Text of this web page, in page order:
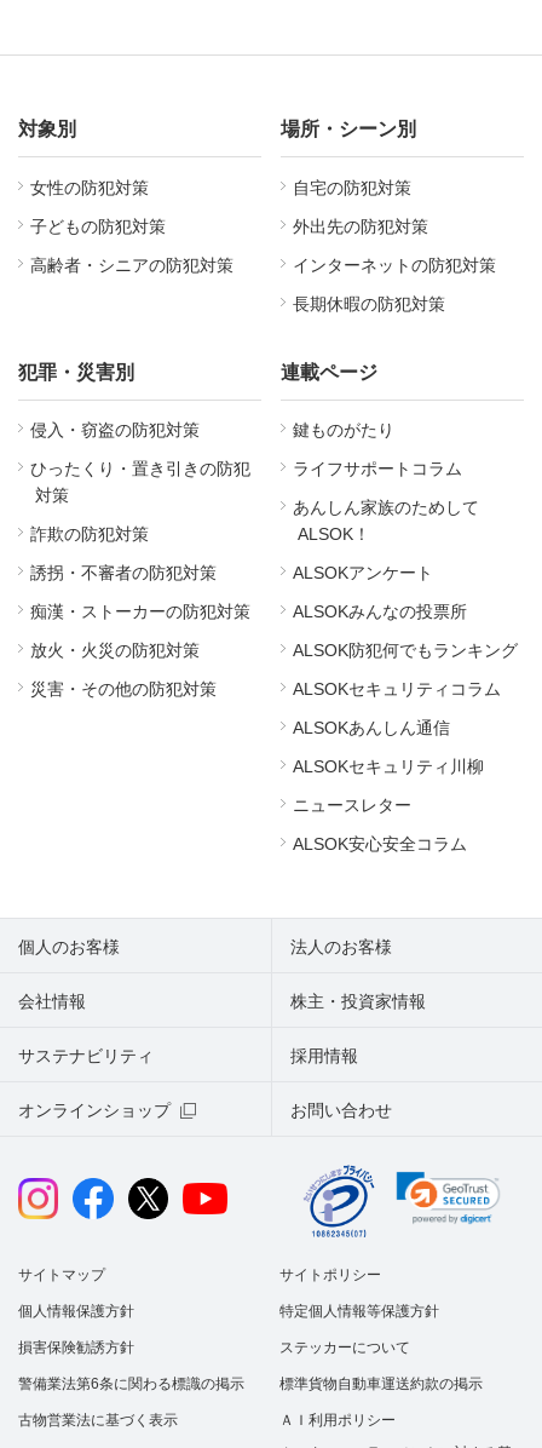
対象別
女性の防犯対策
子どもの防犯対策
高齢者・シニアの防犯対策
場所・シーン別
自宅の防犯対策
外出先の防犯対策
インターネットの防犯対策
長期休暇の防犯対策
犯罪・災害別
侵入・窃盗の防犯対策
ひったくり・置き引きの防犯
対策
詐欺の防犯対策
誘拐・不審者の防犯対策
痴漢・ストーカーの防犯対策
放火・火災の防犯対策
災害・その他の防犯対策
連載ページ
鍵ものがたり
ライフサポートコラム
あんしん家族のためして
ALSOK！
ALSOKアンケート
ALSOKみんなの投票所
ALSOK防犯何でもランキング
ALSOKセキュリティコラム
ALSOKあんしん通信
ALSOKセキュリティ川柳
ニュースレター
ALSOK安心安全コラム
個人のお客様 法人のお客様
会社情報 株主・投資家情報
サステナビリティ
オンラインショップ お問い合わせ
採用情報
サイトマップ サイトポリシー
個人情報保護方針 特定個人情報等保護方針
損害保険勧誘方針 ステッカーについて
警備業法第6条に関わる標識の掲示 標準貨物自動車運送約款の掲示
古物営業法に基づく表示
ＡＩ利用ポリシー